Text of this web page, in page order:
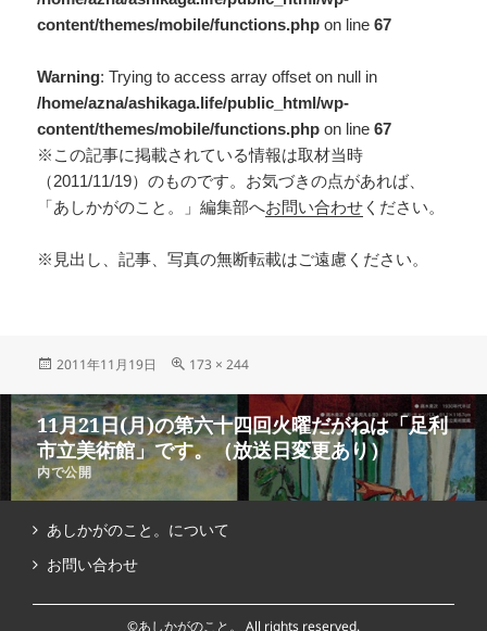
content/themes/mobile/functions.php on line67
Warning: Trying to access array offset on null in
/home/azna/ashikaga.life/public_html/wp-
content/themes/mobile/functions.php on line67
※この記事に掲載されている情報は取材当時
（2011/11/19）のものです。お気づきの点があれば、
「あしかがのこと。」編集部へお問い合わせ ください。
※見出し、記事、写真の無断転載はご遠慮ください。
2011年11月19日 173 × 244
11月21日(月)の第六十四回火曜だがねは「足利
市立美術館」です。（放送日変更あり）
内で公開
あしかがのこと。について
お問い合わせ
©あしかがのこと。 All rights reserved.